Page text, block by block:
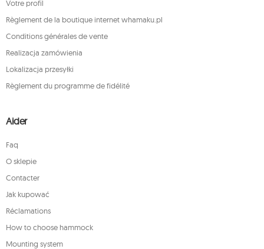
Votre profil
Règlement de la boutique internet whamaku.pl
Conditions générales de vente
Realizacja zamówienia
Lokalizacja przesyłki
Règlement du programme de fidélité
Aider
Faq
O sklepie
Contacter
Jak kupować
Réclamations
How to choose hammock
Mounting system